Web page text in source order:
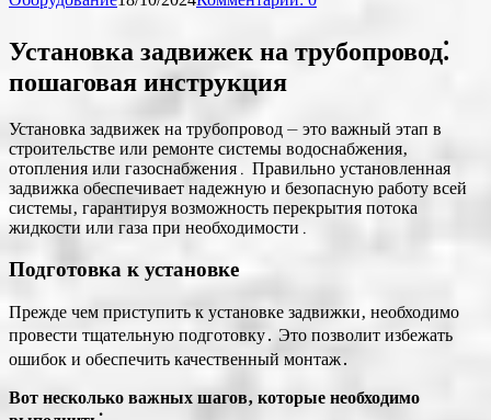
Установка задвижек на трубопровод⁚
пошаговая инструкция
Установка задвижек на трубопровод ⏤ это важный этап в
строительстве или ремонте системы водоснабжения‚
отопления или газоснабжения․ Правильно установленная
задвижка обеспечивает надежную и безопасную работу всей
системы‚ гарантируя возможность перекрытия потока
жидкости или газа при необходимости․
Подготовка к установке
Прежде чем приступить к установке задвижки‚ необходимо
провести тщательную подготовку․ Это позволит избежать
ошибок и обеспечить качественный монтаж․
Вот несколько важных шагов‚ которые необходимо